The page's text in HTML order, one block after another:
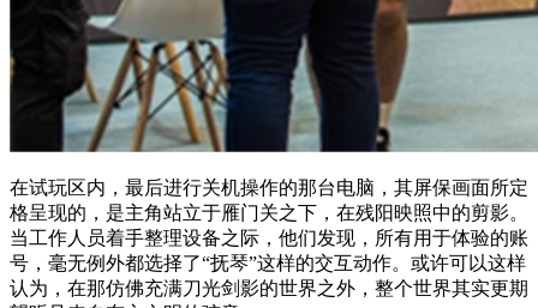
在试玩区内，最后进行关机操作的那台电脑，其屏保画面所定
格呈现的，是主角站立于雁门关之下，在残阳映照中的剪影。
当工作人员着手整理设备之际，他们发现，所有用于体验的账
号，毫无例外都选择了“抚琴”这样的交互动作。或许可以这样
认为，在那仿佛充满刀光剑影的世界之外，整个世界其实更期